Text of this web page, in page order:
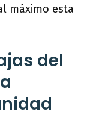
máximo esta
del